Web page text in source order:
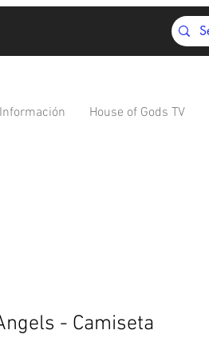
Información House of Gods TV
- Camiseta